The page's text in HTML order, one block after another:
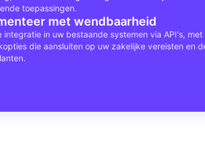
toepassingen.
met wendbaarheid
integratie in uw bestaande systemen via API's,
die aansluiten op uw zakelijke vereisten en